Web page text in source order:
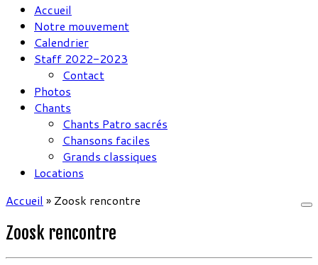
Accueil
Notre mouvement
Calendrier
Staff 2022-2023
Contact
Photos
Chants
Chants Patro sacrés
Chansons faciles
Grands classiques
Locations
Accueil » Zoosk rencontre
Zoosk rencontre